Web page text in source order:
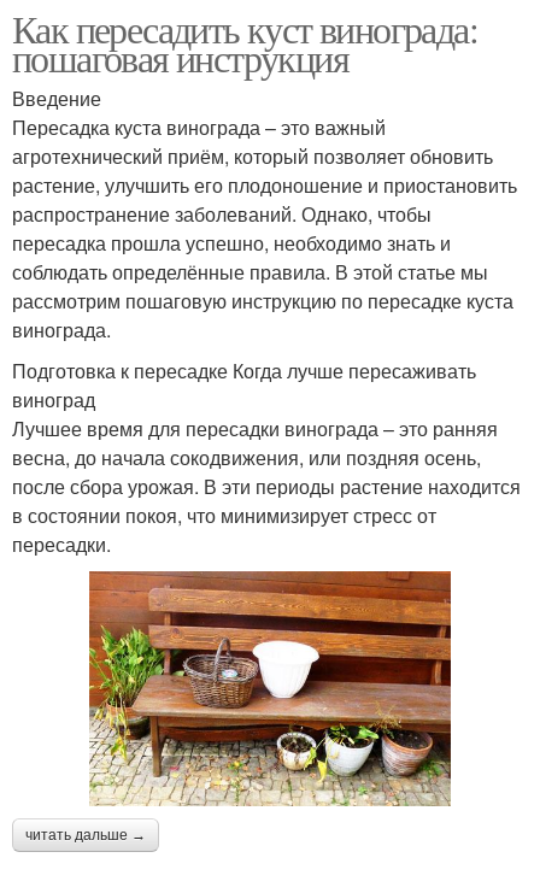
Как пересадить куст винограда:
пошаговая инструкция
Введение
Пересадка куста винограда – это важный
агротехнический приём, который позволяет обновить
растение, улучшить его плодоношение и приостановить
распространение заболеваний. Однако, чтобы
пересадка прошла успешно, необходимо знать и
соблюдать определённые правила. В этой статье мы
рассмотрим пошаговую инструкцию по пересадке куста
винограда.
Подготовка к пересадке Когда лучше пересаживать
виноград
Лучшее время для пересадки винограда – это ранняя
весна, до начала сокодвижения, или поздняя осень,
после сбора урожая. В эти периоды растение находится
в состоянии покоя, что минимизирует стресс от
пересадки.
читать дальше →